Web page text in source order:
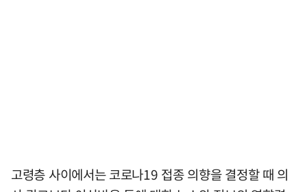
고령층 사이에서는 코로나19 접종 의향을 결정할 때 의